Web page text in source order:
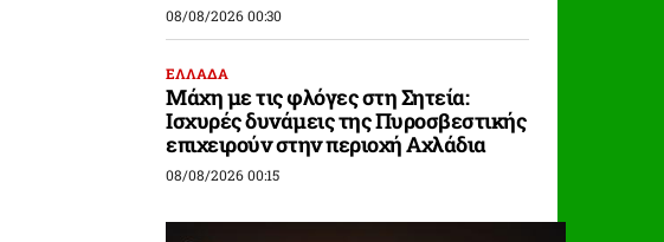
08/08/2026 00:30
ΕΛΛΑΔΑ
Μάχη με τις φλόγες στη Σητεία:
Ισχυρές δυνάμεις της Πυροσβεστικής
επιχειρούν στην περιοχή Αχλάδια
08/08/2026 00:15